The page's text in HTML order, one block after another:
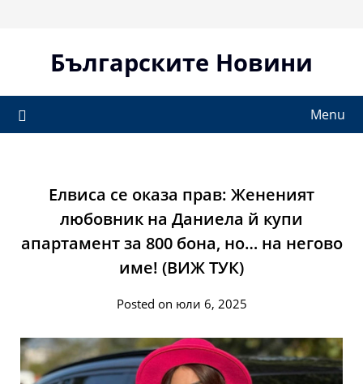
Българските Новини
Menu
Елвиса се оказа прав: Жененият
любовник на Даниела й купи
апартамент за 800 бона, но… на негово
име! (ВИЖ ТУК)
Posted on юли 6, 2025